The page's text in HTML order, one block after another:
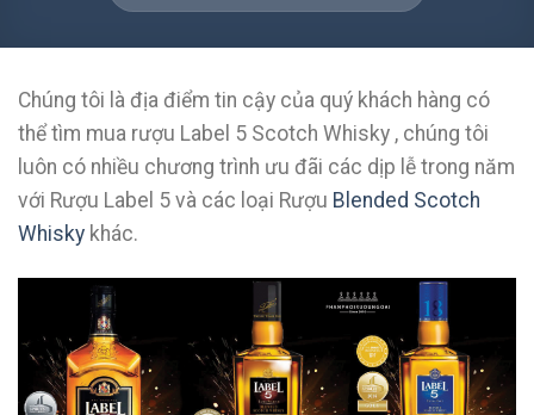
Chúng tôi là địa điểm tin cậy của quý khách hàng có
thể tìm mua rượu Label 5 Scotch Whisky , chúng tôi
luôn có nhiều chương trình ưu đãi các dịp lễ trong năm
với Rượu Label 5 và các loại Rượu Blended Scotch
Whisky khác.